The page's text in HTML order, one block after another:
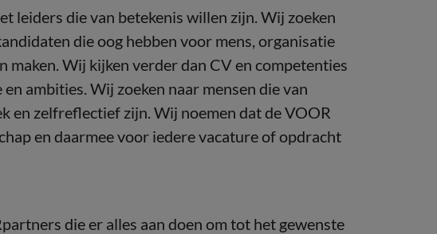
leiders die van betekenis willen zijn. Wij zoeken
die oog hebben voor mens, organisatie
maken. Wij kijken verder dan CV en competenties
ambities. Wij zoeken naar mensen die van
en zelfreflectief zijn. Wij noemen dat de VOOR
en daarmee voor iedere vacature of opdracht
die er alles aan doen om tot het gewenste